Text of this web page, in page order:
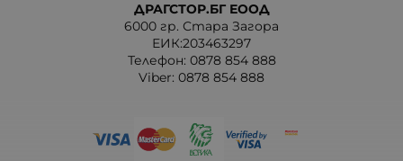
ДРАГСТОР.БГ ЕООД
6000 гр. Стара Загора
ЕИК:203463297
Телефон: 0878 854 888
Viber: 0878 854 888